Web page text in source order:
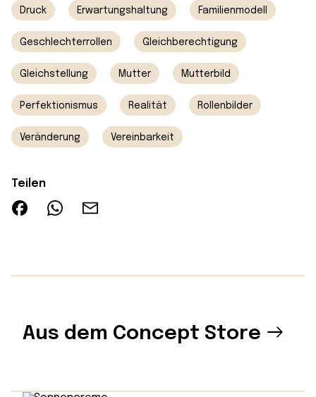
Druck Erwartungshaltung Familienmodell
Geschlechterrollen Gleichberechtigung
Gleichstellung Mutter Mutterbild
Perfektionismus Realität Rollenbilder
Veränderung Vereinbarkeit
Teilen
Aus dem Concept Store